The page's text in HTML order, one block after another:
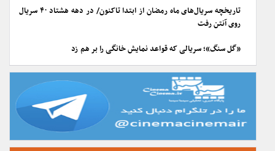
تاریخچه سریال‌های ماه رمضان از ابتدا تاکنون/ در دهه هشتاد ۴۰ سریال
روی آنتن رفت
«گل سنگ»؛ سریالی که قواعد نمایش خانگی را بر هم زد